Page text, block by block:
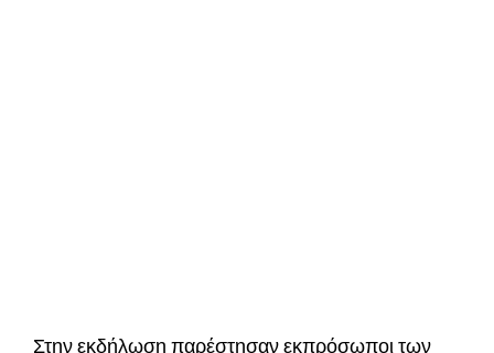
Στην εκδήλωση παρέστησαν εκπρόσωποι των